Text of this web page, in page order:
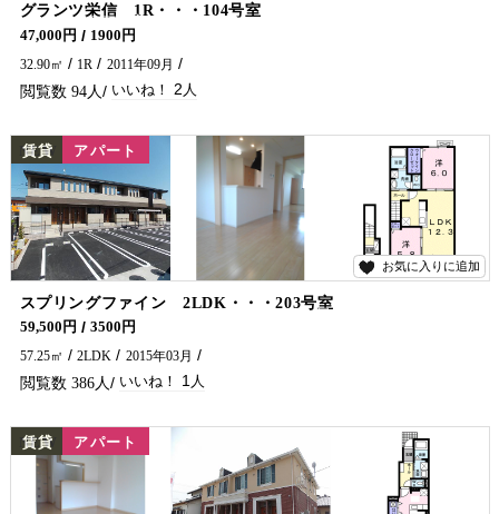
グランツ栄信 1R・・・104号室
一人暮らしの方必見★人気エリアの物件に空予定がでました！ 延岡市でアパート・マンションをお探しでしたら是非五ヶ瀬不動産へお問合せください🏠✨
47,000円
1900円
32.90㎡
1R 2011年09月
94 2
お気に入りに追加
賃貸
NEW アパート
スプリングファイン 2LDK・・・203号室
エアコン２台付です♪ アパートをお探しでしたら是非五ヶ瀬不動産へお問合せください🏠✨
59,500円
3500円
57.25㎡
2LDK 2015年03月
386 1
賃貸
NEW アパート